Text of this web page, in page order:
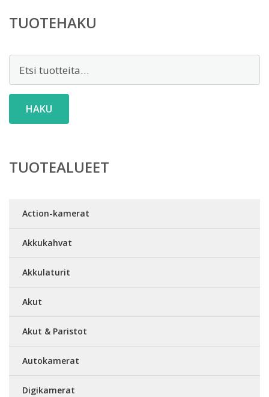
TUOTEHAKU
HAKU
TUOTEALUEET
Action-kamerat
Akkukahvat
Akkulaturit
Akut
Akut & Paristot
Autokamerat
Digikamerat